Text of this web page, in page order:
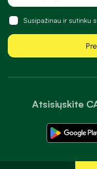
Atsisiųskite
Susipažinau ir sutinku